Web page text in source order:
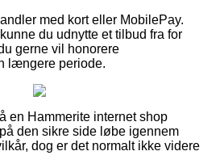
med kort eller MobilePay.
du udnytte et tilbud fra for
gerne vil honorere
længere periode.
en Hammerite internet shop
den sikre side løbe igennem
dog er det normalt ikke videre